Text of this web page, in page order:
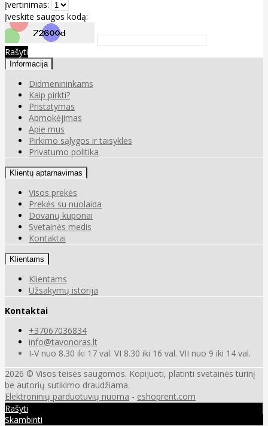
Įvertinimas:
Įveskite saugos kodą:
Rašyti
Informacija
Didmenininkams
Kaip pirkti?
Pristatymas
Apmokėjimas
Apie mus
Pirkimo sąlygos ir taisyklės
Privatumo politika
Klientų aptarnavimas
Visos prekės
Prekės su nuolaida
Dovanų kuponai
Svetainės medis
Kontaktai
Klientams
Klientams
Užsakymų istorija
Kontaktai
+37067036834
info@tavonoras.lt
I-V nuo 8.30 iki 17 val. VI 8.30 iki 16 val. VII nuo 9 iki 14 val.
2026 © Visos teisės saugomos. Kopijuoti, platinti svetainės turinį
be autorių sutikimo draudžiama.
Elektroninių parduotuvių nuoma - eshoprent.com
Rašyti
Skambinti